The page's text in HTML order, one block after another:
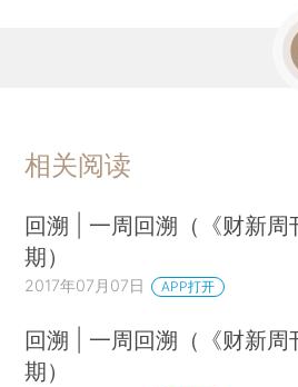
相关阅读
回溯 | 一周回溯（《财新周
期）
2017年07月07日 APP打开
回溯 | 一周回溯（《财新周
期）